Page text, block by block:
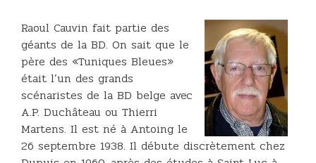
Raoul Cauvin fait partie des
géants de la BD. On sait que le
père des «Tuniques Bleues»
était l’un des grands
scénaristes de la BD belge avec
A.P. Duchâteau ou Thierri
Martens. Il est né à Antoing le
26 septembre 1938. Il débute discrètement chez